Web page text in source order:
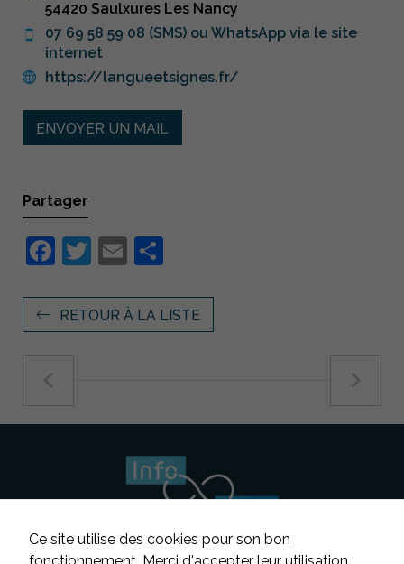
54420 Saulxures Les Nancy
07 69 58 59 08 (SMS) ou WhatsApp via le site
internet
https://langueetsignes.fr/
ENVOYER UN MAIL
Partager
Facebook
Twitter
Email
RETOUR À LA LISTE
Ce site utilise des cookies pour son bon